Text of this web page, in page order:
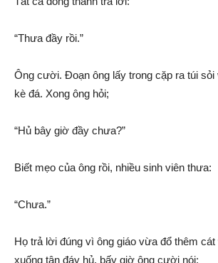
“Thưa đầy rồi.”
Ông cười. Đoạn ông lấy trong cặp ra túi sỏi
kè đá. Xong ông hỏi;
“Hủ bây giờ đầy chưa?”
Biết mẹo của ông rồi, nhiều sinh viên thưa:
“Chưa.”
Họ trả lời đúng vì ông giáo vừa đổ thêm
xuống tận đáy hủ, bấy giờ ông cười nói: